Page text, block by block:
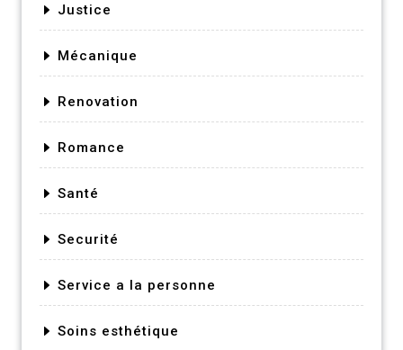
Justice
Mécanique
Renovation
Romance
Santé
Securité
Service a la personne
Soins esthétique